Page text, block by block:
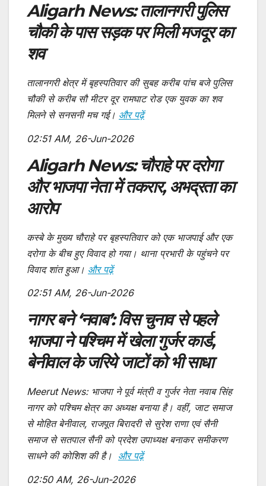
Aligarh News: तालानगरी पुलिस
चौकी के पास सड़क पर मिली मजदूर का
शव
तालानगरी क्षेत्र में बृहस्पतिवार की सुबह करीब पांच बजे पुलिस
चौकी से करीब सौ मीटर दूर रामघाट रोड एक युवक का शव
मिलने से सनसनी मच गई। और पढ़ें
02:51 AM, 26-Jun-2026
Aligarh News: चौराहे पर दरोगा
और भाजपा नेता में तकरार, अभद्रता का
आरोप
कस्बे के मुख्य चौराहे पर बृहस्पतिवार को एक भाजपाई और एक
दरोगा के बीच हुए विवाद हो गया। थाना प्रभारी के पहुंचने पर
विवाद शांत हुआ। और पढ़ें
02:51 AM, 26-Jun-2026
नागर बने ‘नवाब’: विस चुनाव से पहले
भाजपा ने पश्चिम में खेला गुर्जर कार्ड,
बेनीवाल के जरिये जाटों को भी साधा
Meerut News: भाजपा ने पूर्व मंत्री व गुर्जर नेता नवाब सिंह
नागर को पश्चिम क्षेत्र का अध्यक्ष बनाया है। वहीं, जाट समाज
से मोहित बेनीवाल, राजपूत बिरादरी से सुरेश राणा एवं सैनी
समाज से सतपाल सैनी को प्रदेश उपाध्यक्ष बनाकर समीकरण
साधने की कोशिश की है। और पढ़ें
02:50 AM, 26-Jun-2026